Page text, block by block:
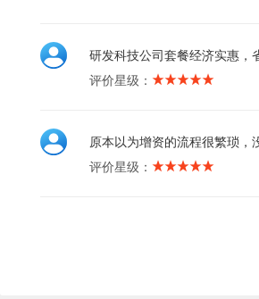
研发科技公司套餐经济实惠，
评价星级：
原本以为增资的流程很繁琐，
评价星级：